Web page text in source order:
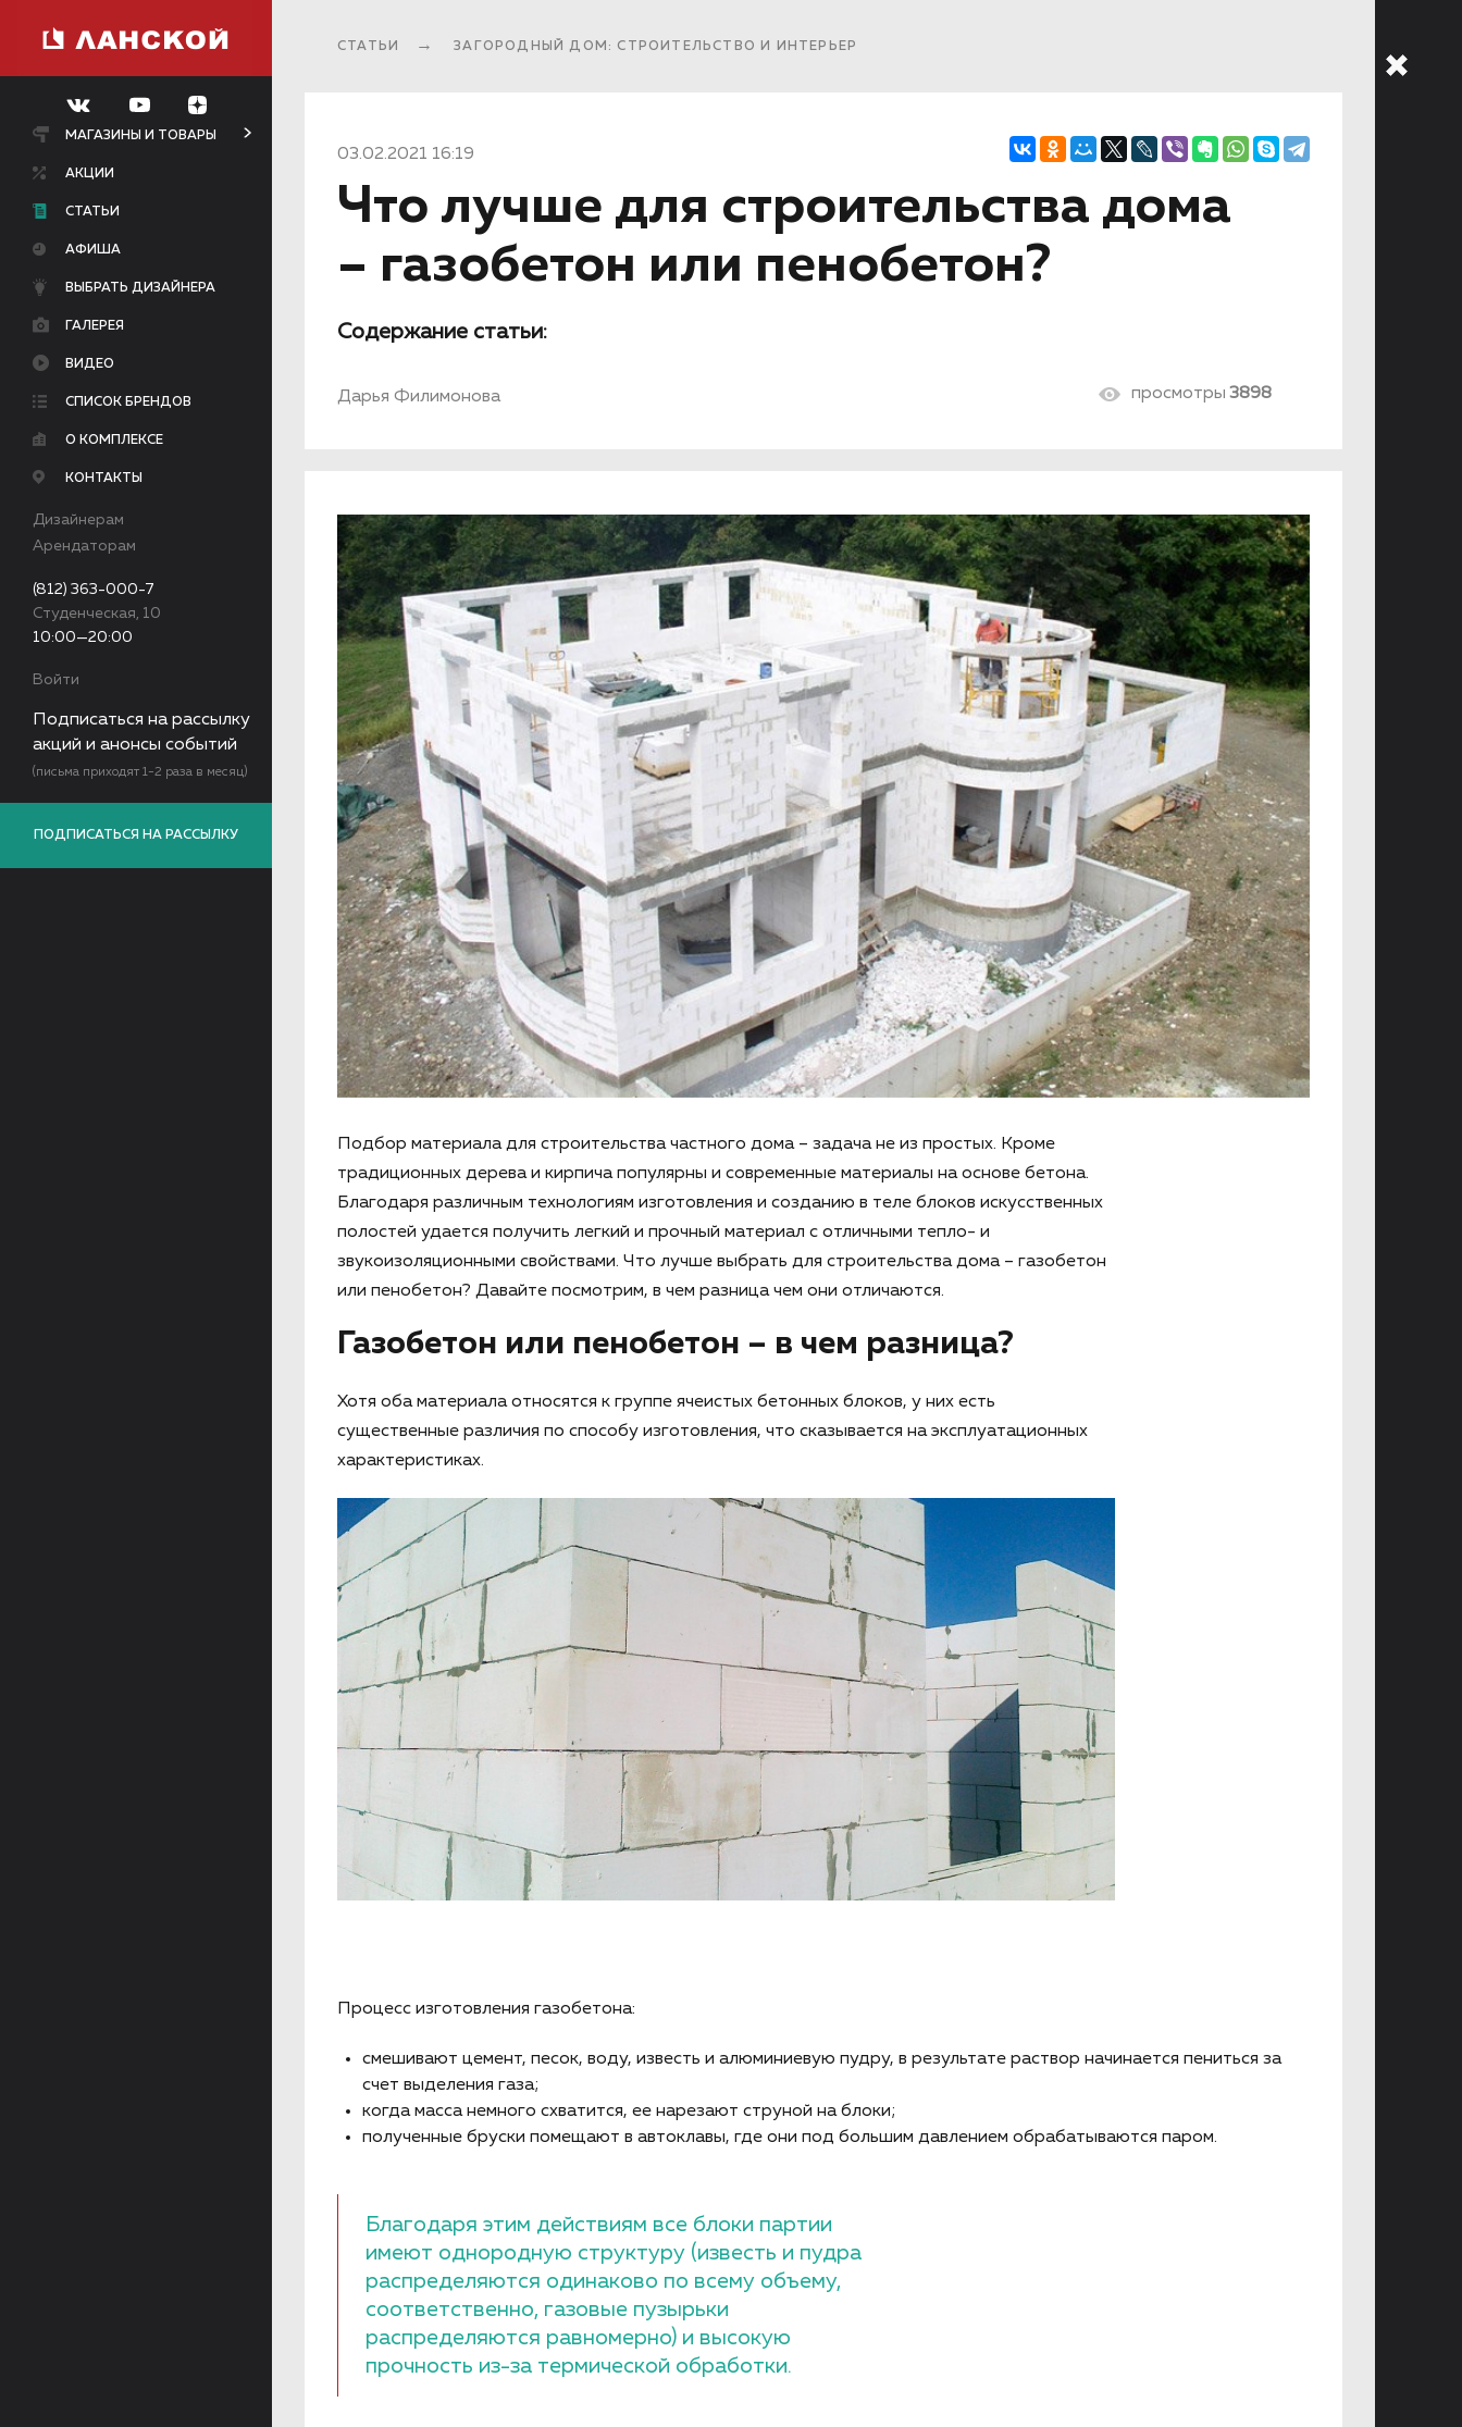
МАГАЗИНЫ И ТОВАРЫ
АКЦИИ
СТАТЬИ
АФИША
ВЫБРАТЬ ДИЗАЙНЕРА
ГАЛЕРЕЯ
ВИДЕО
СПИСОК БРЕНДОВ
О КОМПЛЕКСЕ
КОНТАКТЫ
Дизайнерам
Арендаторам
(812) 363-000-7
Студенческая, 10
10:00—20:00
Войти
Подписаться на рассылку
акций и анонсы событий
(письма приходят 1-2 раза в месяц)
ПОДПИСАТЬСЯ НА РАССЫЛКУ
СТАТЬИ ЗАГОРОДНЫЙ ДОМ: СТРОИТЕЛЬСТВО И ИНТЕРЬЕР
03.02.2021 16:19
Что лучше для строительства дома
– газобетон или пенобетон?
Содержание статьи:
Дарья Филимонова просмотры 3898
Подбор материала для строительства частного дома – задача не из простых. Кроме
традиционных дерева и кирпича популярны и современные материалы на основе бетона.
Благодаря различным технологиям изготовления и созданию в теле блоков искусственных
полостей удается получить легкий и прочный материал с отличными тепло- и
звукоизоляционными свойствами. Что лучше выбрать для строительства дома – газобетон
или пенобетон? Давайте посмотрим, в чем разница чем они отличаются.
Газобетон или пенобетон – в чем разница?
Хотя оба материала относятся к группе ячеистых бетонных блоков, у них есть
существенные различия по способу изготовления, что сказывается на эксплуатационных
характеристиках.
Процесс изготовления газобетона:
смешивают цемент, песок, воду, известь и алюминиевую пудру, в результате раствор начинается пениться за
счет выделения газа;
когда масса немного схватится, ее нарезают струной на блоки;
полученные бруски помещают в автоклавы, где они под большим давлением обрабатываются паром.
Благодаря этим действиям все блоки партии
имеют однородную структуру (известь и пудра
распределяются одинаково по всему объему,
соответственно, газовые пузырьки
распределяются равномерно) и высокую
прочность из-за термической обработки.